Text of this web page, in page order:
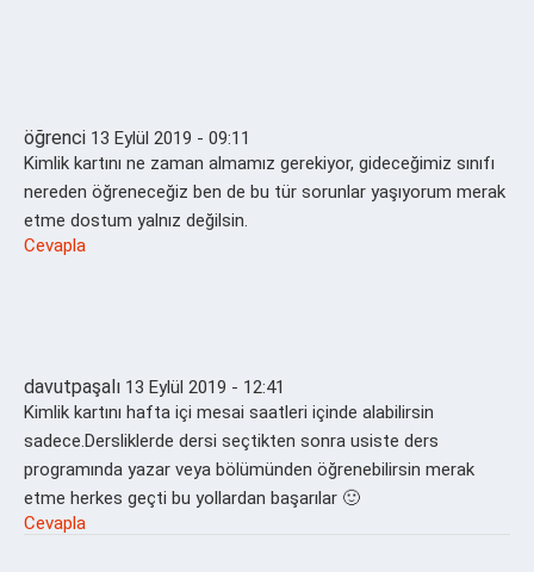
öğrenci 13 Eylül 2019 - 09:11
Kimlik kartını ne zaman almamız gerekiyor, gideceğimiz sınıfı
nereden öğreneceğiz ben de bu tür sorunlar yaşıyorum merak
etme dostum yalnız değilsin.
Cevapla
davutpaşalı 13 Eylül 2019 - 12:41
Kimlik kartını hafta içi mesai saatleri içinde alabilirsin
sadece.Dersliklerde dersi seçtikten sonra usiste ders
programında yazar veya bölümünden öğrenebilirsin merak
etme herkes geçti bu yollardan başarılar 🙂
Cevapla